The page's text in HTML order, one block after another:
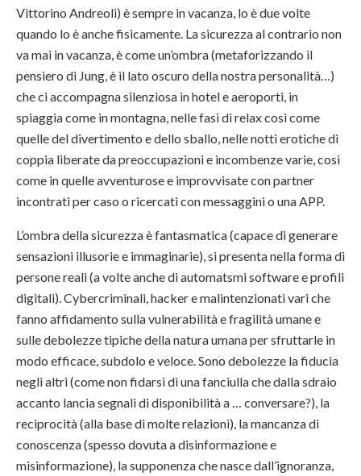
Vittorino Andreoli) è sempre in vacanza, lo è due volte
quando lo è anche fisicamente. La sicurezza al contrario non
va mai in vacanza, è come un’ombra (metaforizzando il
pensiero di Jung, è il lato oscuro della nostra personalità…)
che ci accompagna silenziosa in hotel e aeroporti, in
spiaggia come in montagna, nelle fasi di relax così come
quelle del divertimento e dello sballo, nelle notti erotiche di
coppia liberate da preoccupazioni e incombenze varie, così
come in quelle avventurose e improvvisate con partner
incontrati per caso o ricercati con messaggini o una APP.
L’ombra della sicurezza è fantasmatica (capace di generare
sensazioni illusorie e immaginarie), si presenta nella forma di
persone reali (a volte anche di automatsmi software e profili
digitali). Cybercriminali, hacker e malintenzionati vari che
fanno affidamento sulla vulnerabilità e fragilità umane e
sulle debolezze tipiche della natura umana per sfruttarle in
modo efficace, subdolo e veloce. Sono debolezze la fiducia
negli altri (come non fidarsi di una fanciulla che dalla sdraio
accanto lancia segnali di disponibilità a … conversare?), la
reciprocità (alla base di molte relazioni), la mancanza di
conoscenza (spesso dovuta a disinformazione e
misinformazione), la supponenza che nasce dall’ignoranza,